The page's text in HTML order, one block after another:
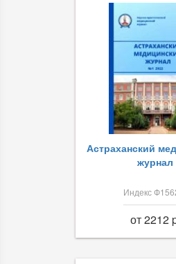
Астраханский
журнал
Индекс
от 2212